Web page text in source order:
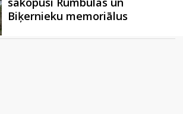
Biķernieku memoriālus